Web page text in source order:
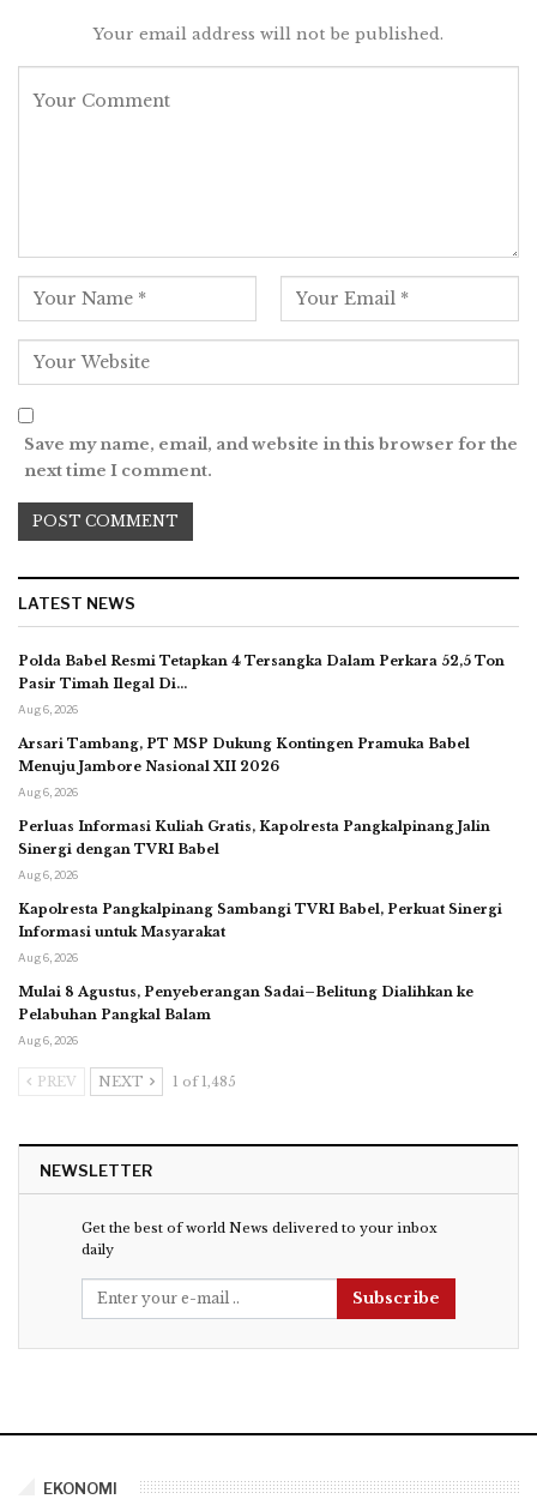
Your email address will not be published.
Save my name, email, and website in this browser for the
next time I comment.
LATEST NEWS
Polda Babel Resmi Tetapkan 4 Tersangka Dalam Perkara 52,5 Ton
Pasir Timah Ilegal Di…
Aug 6, 2026
Arsari Tambang, PT MSP Dukung Kontingen Pramuka Babel
Menuju Jambore Nasional XII 2026
Aug 6, 2026
Perluas Informasi Kuliah Gratis, Kapolresta Pangkalpinang Jalin
Sinergi dengan TVRI Babel
Aug 6, 2026
Kapolresta Pangkalpinang Sambangi TVRI Babel, Perkuat Sinergi
Informasi untuk Masyarakat
Aug 6, 2026
Mulai 8 Agustus, Penyeberangan Sadai–Belitung Dialihkan ke
Pelabuhan Pangkal Balam
Aug 6, 2026
PREV NEXT 1 of 1,485
NEWSLETTER
Get the best of world News delivered to your inbox
daily
Subscribe
EKONOMI